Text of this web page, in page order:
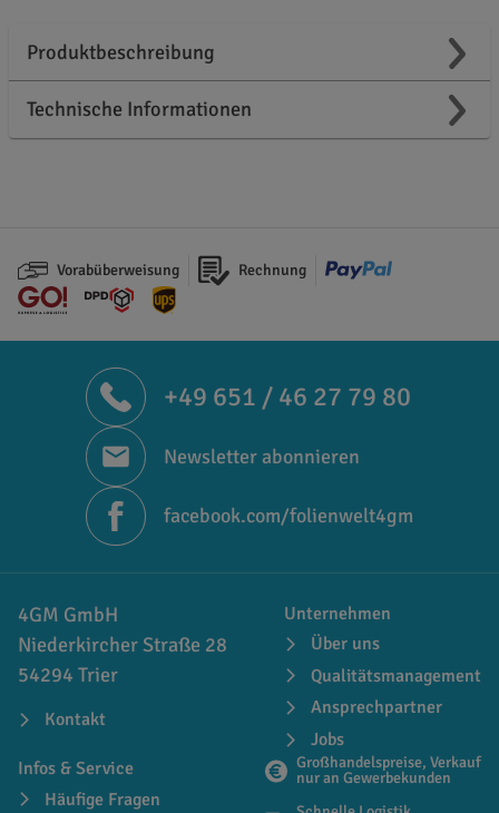
Produktbeschreibung
Technische Informationen
Vorabüberweisung Rechnung
+49 651 / 46 27 79 80
Newsletter abonnieren
facebook.com/folienwelt4gm
4GM GmbH
Niederkircher Straße 28
54294 Trier
Kontakt
Unternehmen
Über uns
Qualitätsmanagement
Ansprechpartner
Jobs
Infos & Service
Häufige Fragen
Großhandelspreise, Verkauf
nur an Gewerbekunden